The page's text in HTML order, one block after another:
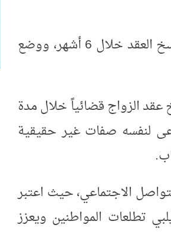
ويتضمن القانون مفاجآت عدة، أبرزها منح الزوجة حق فسخ العقد خلال 6 أشهر، ووضع
الزواج قضائياً خلال مدة
ادعى لنفسه صفات غير حقيقية
الاجتماعي، حيث اعتبر
تطلعات المواطنين ويعزز